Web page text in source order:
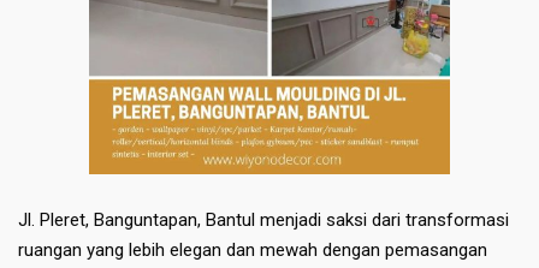
Jl. Pleret, Banguntapan, Bantul menjadi saksi dari transformasi
ruangan yang lebih elegan dan mewah dengan pemasangan